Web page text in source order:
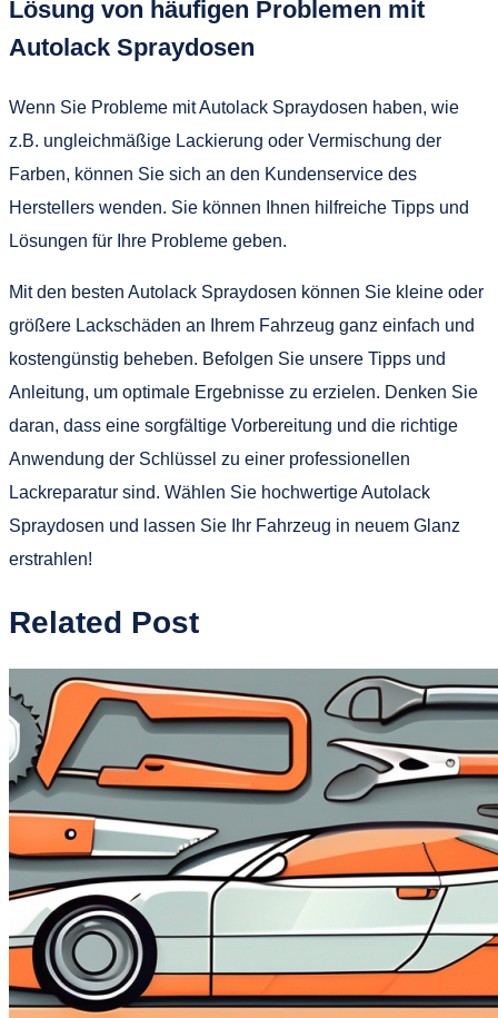
Lösung von häufigen Problemen mit
Autolack Spraydosen
Wenn Sie Probleme mit Autolack Spraydosen haben, wie
z.B. ungleichmäßige Lackierung oder Vermischung der
Farben, können Sie sich an den Kundenservice des
Herstellers wenden. Sie können Ihnen hilfreiche Tipps und
Lösungen für Ihre Probleme geben.
Mit den besten Autolack Spraydosen können Sie kleine oder
größere Lackschäden an Ihrem Fahrzeug ganz einfach und
kostengünstig beheben. Befolgen Sie unsere Tipps und
Anleitung, um optimale Ergebnisse zu erzielen. Denken Sie
daran, dass eine sorgfältige Vorbereitung und die richtige
Anwendung der Schlüssel zu einer professionellen
Lackreparatur sind. Wählen Sie hochwertige Autolack
Spraydosen und lassen Sie Ihr Fahrzeug in neuem Glanz
erstrahlen!
Related Post